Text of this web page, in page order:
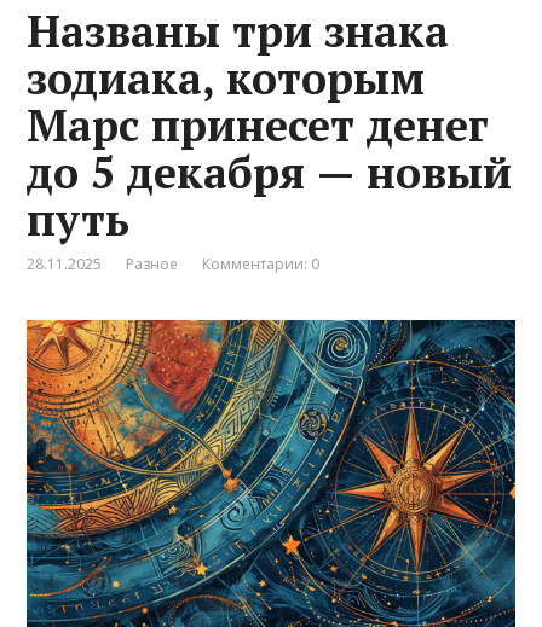
Названы три знака
зодиака, которым
Марс принесет денег
до 5 декабря — новый
путь
28.11.2025 Разное Комментарии: 0